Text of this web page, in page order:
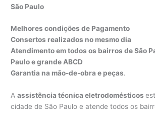
São Paulo
Melhores condições de Pagamento
Consertos realizados no mesmo dia
Atendimento em todos os bairros de São
Paulo e grande ABCD
Garantia na mão-de-obra e peças.
Aassistência técnica eletrodomésticos
cidade de São Paulo e atende todos os